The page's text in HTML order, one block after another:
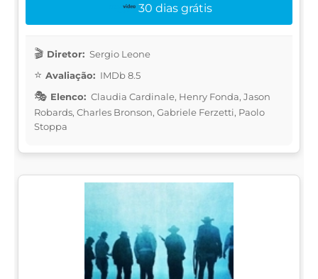
30 dias grátis
Diretor: Sergio Leone
Avaliação: IMDb 8.5
Elenco: Claudia Cardinale, Henry Fonda, Jason
Robards, Charles Bronson, Gabriele Ferzetti, Paolo
Stoppa